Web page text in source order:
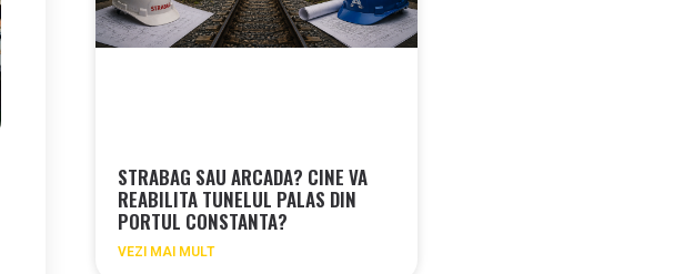
STRABAG SAU ARCADA? CINE VA
REABILITA TUNELUL PALAS DIN
PORTUL CONSTANTA?
VEZI MAI MULT